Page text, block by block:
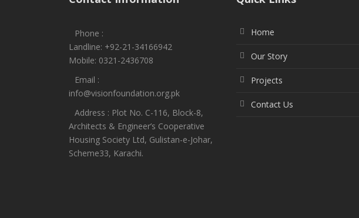
Phone :
Landline: +92-21-34166942
Mobile: 0321-2436708
Email :
info@visionfoundation.org.pk
Address : Plot No. C-116, Block-8,
Architects & Engineer’s Cooperative
Housing Society Ltd, Gulistan-e-Johar,
Scheme33, Karachi.
Home
Our Story
Projects
Contact Us